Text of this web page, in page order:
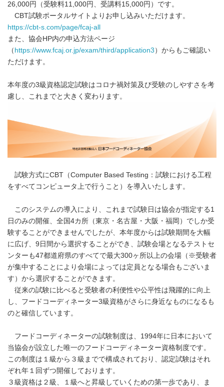
26,000円（受験料11,000円、受講料15,000円）です。
CBT試験ポータルサイトよりお申し込みいただけます。
https://cbt-s.com/page/fcaj-all
また、協会HP内の申込方法ページ
（ https://www.fcaj.or.jp/exam/third/application3 ）からもご確認い
ただけます。
本年度の3級資格認定試験はコロナ禍対策及び受験のしやすさを考
慮し、これまでと大きく変わります。
試験方式にCBT（Computer Based Testing：試験における工程
をすべてコンピュータ上で行うこと）を導入いたします。
このシステムの導入により、これまで試験日は協会が指定する1
日のみの開催、全国4カ所（東京・名古屋・大阪・福岡）でしか受
験することができませんでしたが、本年度からは試験期間を大幅
に広げ、9日間から選択することができ、試験会場となるテストセ
ンターも47都道府県のすべてで最大300ヶ所以上の会場（※受験者
が集中することにより会場によっては定員となる場合もございま
す）から選択することができます。
従来の試験に比べると受験者の利便性や公平性は飛躍的に向上
し、フードコーディネーター3級資格がさらに身近なものになるも
のと確信しています。
フードコーディネーターの試験制度は、1994年に日本において
当協会が設立した唯一のフードコーディネーター資格制度です。
この制度は１級から３級までで構成されており、認定試験はそれ
ぞれ年１回ずつ開催しております。
３級資格は２級、１級へと昇級していくための第一歩であり、ま